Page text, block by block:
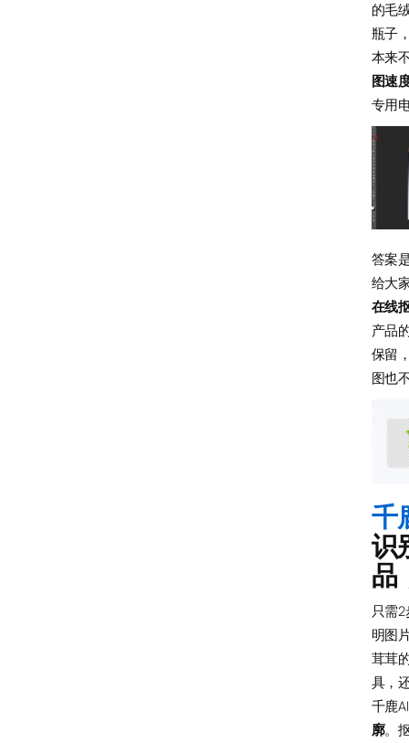
的毛
瓶子
本来
图速
专用
答案
给大
在线
产品
保留
图也
千
识
品
只需
明图
茸茸
具，
千鹿
廓。